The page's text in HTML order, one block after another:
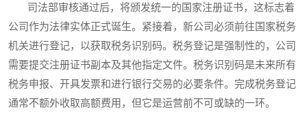
司法部审核通过后，将颁发统一的国家注册证书，这标志着
公司作为法律实体正式诞生。紧接着，新公司必须前往国家税务
机关进行登记，以获取税务识别码。税务登记是强制性的，公司
需要提交注册证书副本及其他指定文件。税务识别码是未来所有
税务申报、开具发票和进行银行交易的必要条件。完成税务登记
通常不额外收取高额费用，但它是运营前不可或缺的一环。